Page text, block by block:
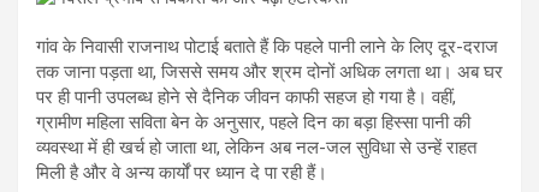
गांव के निवासी राजनाथ पोटाई बताते हैं कि पहले पानी लाने के लिए दूर-दराज
तक जाना पड़ता था, जिससे समय और श्रम दोनों अधिक लगता था। अब घर
पर ही पानी उपलब्ध होने से दैनिक जीवन काफी सहज हो गया है। वहीं,
ग्रामीण महिला सविता बेन के अनुसार, पहले दिन का बड़ा हिस्सा पानी की
व्यवस्था में ही खर्च हो जाता था, लेकिन अब नल-जल सुविधा से उन्हें राहत
मिली है और वे अन्य कार्यों पर ध्यान दे पा रही हैं।